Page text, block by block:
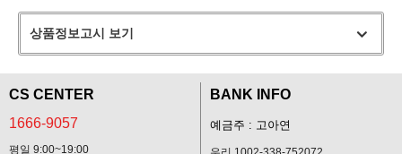
상품정보고시 보기
CS CENTER
1666-9057
평일 9:00~19:00
BANK INFO
예금주 : 고아연